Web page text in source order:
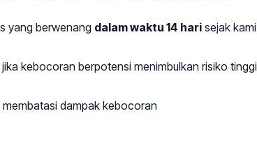
yang berwenang dalam waktu 14 hari sejak kami
kebocoran berpotensi menimbulkan risiko tinggi
dampak kebocoran